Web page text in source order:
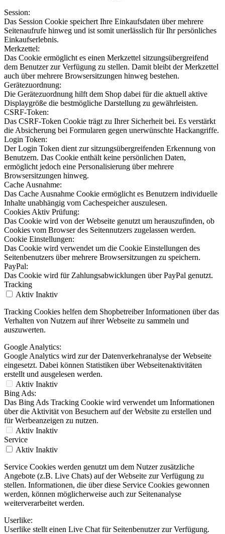
Session:
Das Session Cookie speichert Ihre Einkaufsdaten über mehrere
Seitenaufrufe hinweg und ist somit unerlässlich für Ihr persönliches
Einkaufserlebnis.
Merkzettel:
Das Cookie ermöglicht es einen Merkzettel sitzungsübergreifend
dem Benutzer zur Verfügung zu stellen. Damit bleibt der Merkzettel
auch über mehrere Browsersitzungen hinweg bestehen.
Gerätezuordnung:
Die Gerätezuordnung hilft dem Shop dabei für die aktuell aktive
Displaygröße die bestmögliche Darstellung zu gewährleisten.
CSRF-Token:
Das CSRF-Token Cookie trägt zu Ihrer Sicherheit bei. Es verstärkt
die Absicherung bei Formularen gegen unerwünschte Hackangriffe.
Login Token:
Der Login Token dient zur sitzungsübergreifenden Erkennung von
Benutzern. Das Cookie enthält keine persönlichen Daten,
ermöglicht jedoch eine Personalisierung über mehrere
Browsersitzungen hinweg.
Cache Ausnahme:
Das Cache Ausnahme Cookie ermöglicht es Benutzern individuelle
Inhalte unabhängig vom Cachespeicher auszulesen.
Cookies Aktiv Prüfung:
Das Cookie wird von der Webseite genutzt um herauszufinden, ob
Cookies vom Browser des Seitennutzers zugelassen werden.
Cookie Einstellungen:
Das Cookie wird verwendet um die Cookie Einstellungen des
Seitenbenutzers über mehrere Browsersitzungen zu speichern.
PayPal:
Das Cookie wird für Zahlungsabwicklungen über PayPal genutzt.
Tracking
Aktiv Inaktiv
Tracking Cookies helfen dem Shopbetreiber Informationen über das
Verhalten von Nutzern auf ihrer Webseite zu sammeln und
auszuwerten.
Google Analytics:
Google Analytics wird zur der Datenverkehranalyse der Webseite
eingesetzt. Dabei können Statistiken über Webseitenaktivitäten
erstellt und ausgelesen werden.
Aktiv Inaktiv
Bing Ads:
Das Bing Ads Tracking Cookie wird verwendet um Informationen
über die Aktivität von Besuchern auf der Website zu erstellen und
für Werbeanzeigen zu nutzen.
Aktiv Inaktiv
Service
Aktiv Inaktiv
Service Cookies werden genutzt um dem Nutzer zusätzliche
Angebote (z.B. Live Chats) auf der Webseite zur Verfügung zu
stellen. Informationen, die über diese Service Cookies gewonnen
werden, können möglicherweise auch zur Seitenanalyse
weiterverarbeitet werden.
Userlike:
Userlike stellt einen Live Chat für Seitenbenutzer zur Verfügung.